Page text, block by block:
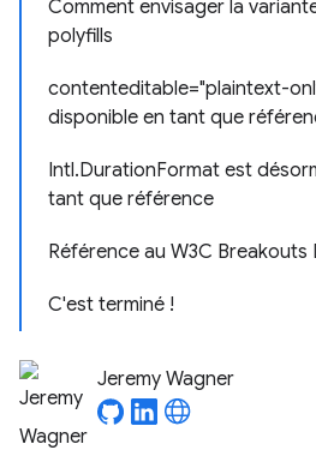
Comment envisager la
polyfills
contenteditable="plaintext-
disponible en tant que
Intl.DurationFormat est
tant que référence
Référence au W3C Breakouts
C'est terminé !
Jeremy Wagner